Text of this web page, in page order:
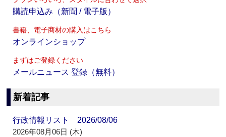
購読申込み（新聞 / 電子版）
書籍、電子商材の購入はこちら
オンラインショップ
まずはご登録ください
メールニュース 登録（無料）
新着記事
行政情報リスト 2026/08/06
2026年08月06日 (木)